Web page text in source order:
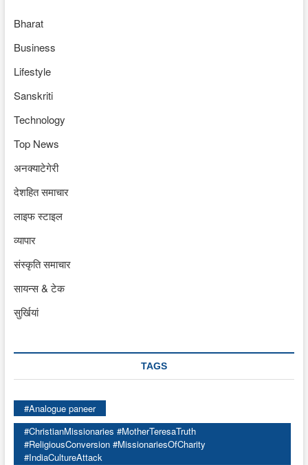
Bharat
Business
Lifestyle
Sanskriti
Technology
Top News
अनक्याटेगेरी
देशहित समाचार
लाइफ स्टाइल
व्यापार
संस्कृति समाचार
सायन्स & टेक
सुर्खियां
TAGS
#Analogue paneer
#ChristianMissionaries #MotherTeresaTruth
#ReligiousConversion #MissionariesOfCharity
#IndiaCultureAttack